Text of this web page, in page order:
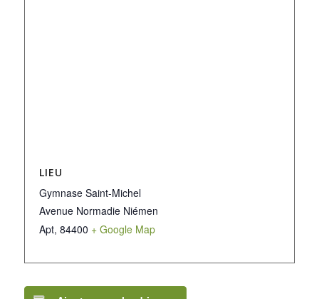
LIEU
Gymnase Saint-Michel
Avenue Normadie Niémen
Apt, 84400 + Google Map